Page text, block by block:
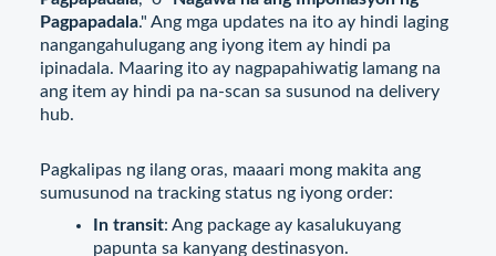
Pagpapadala." Ang mga updates na ito ay hindi laging
nangangahulugang ang iyong item ay hindi pa
ipinadala. Maaring ito ay nagpapahiwatig lamang na
ang item ay hindi pa na-scan sa susunod na delivery
hub.
Pagkalipas ng ilang oras, maaari mong makita ang
sumusunod na tracking status ng iyong order:
In transit: Ang package ay kasalukuyang
papunta sa kanyang destinasyon.